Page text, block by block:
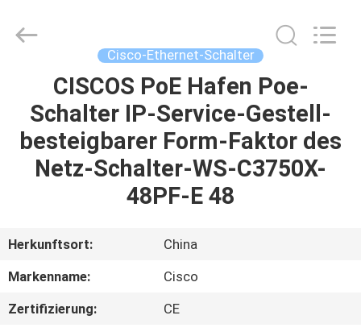
HAUSE
PRODUKTE
ÜBER
Ltd..
Cisco-Ethernet-Schalter
CISCOS PoE Hafen Poe-
Schalter IP-Service-Gestell-
besteigbarer Form-Faktor des
Netz-Schalter-WS-C3750X-
48PF-E 48
Herkunftsort:
China
Markenname:
Cisco
Zertifizierung:
CE